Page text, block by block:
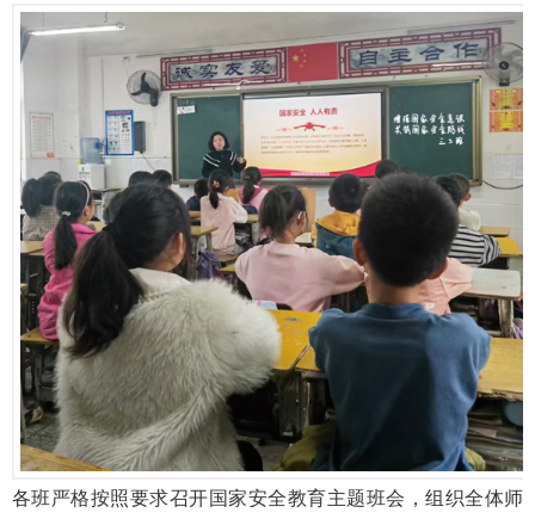
各班严格按照要求召开国家安全教育主题班会，组织全体师